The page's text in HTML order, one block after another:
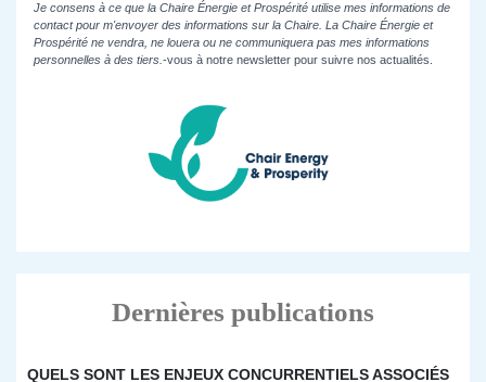
Je consens à ce que la Chaire Énergie et Prospérité utilise mes informations de
contact pour m'envoyer des informations sur la Chaire. La Chaire Énergie et
Prospérité ne vendra, ne louera ou ne communiquera pas mes informations
personnelles à des tiers. -vous à notre newsletter pour suivre nos actualités.
Dernières publications
QUELS SONT LES ENJEUX CONCURRENTIELS ASSOCIÉS